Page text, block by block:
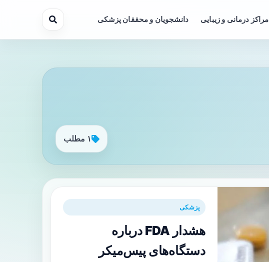
مراکز درمانی و زیبایی دانشجویان و محققان پزشکی
۱ مطلب
پزشکی
هشدار FDA درباره
دستگاه‌های پیس‌میکر